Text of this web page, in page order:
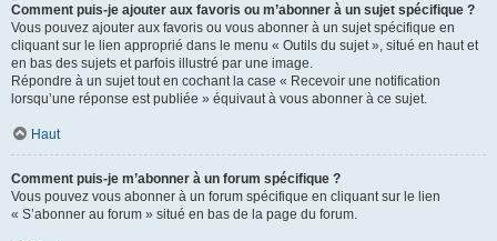
Comment puis-je ajouter aux favoris ou m’abonner à un sujet spécifique ?
Vous pouvez ajouter aux favoris ou vous abonner à un sujet spécifique en
cliquant sur le lien approprié dans le menu « Outils du sujet », situé en haut et
en bas des sujets et parfois illustré par une image.
Répondre à un sujet tout en cochant la case « Recevoir une notification
lorsqu’une réponse est publiée » équivaut à vous abonner à ce sujet.
Haut
Comment puis-je m’abonner à un forum spécifique ?
Vous pouvez vous abonner à un forum spécifique en cliquant sur le lien
« S’abonner au forum » situé en bas de la page du forum.